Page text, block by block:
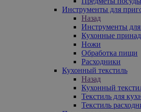
Инструменты для
Назад
Инструменты
Кухонные
Ножи
Обработка пищи
Расходники
Кухонный текстиль
Назад
Кухонный
Текстиль для
Текстиль